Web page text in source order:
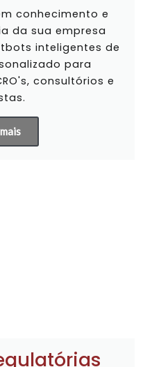
conhecimento e
da sua empresa
inteligentes de
para
consultórios e